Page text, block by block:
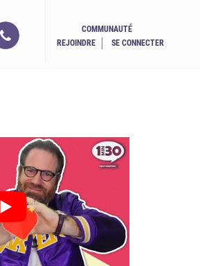
COMMUNAUTÉ
REJOINDRE
SE CONNECTER